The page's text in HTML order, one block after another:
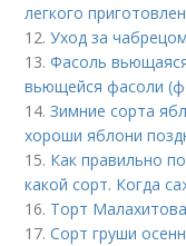
легкого
12.Уход за
13.Фасоль
вьющейся фасоли
14.Зимние сорта
хороши яблони
15. Как правильно
какой сорт. Когда
16. Торт
17.Сорт груши